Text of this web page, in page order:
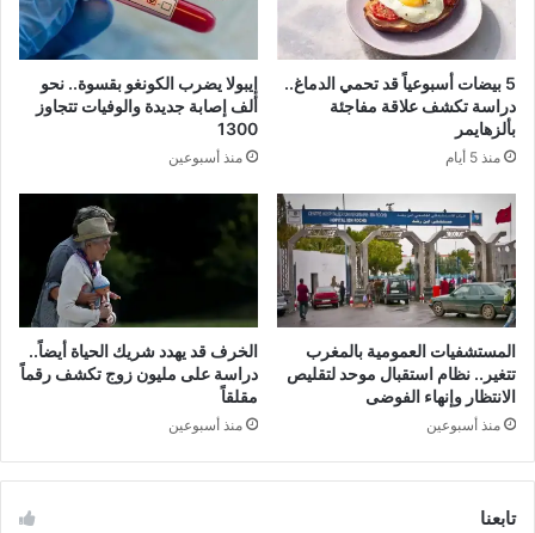
5 بيضات أسبوعياً قد تحمي الدماغ..
دراسة تكشف علاقة مفاجئة
بألزهايمر
منذ 5 أيام
إيبولا يضرب الكونغو بقسوة.. نحو
ألف إصابة جديدة والوفيات تتجاوز
1300
منذ أسبوعين
المستشفيات العمومية بالمغرب
تتغير.. نظام استقبال موحد لتقليص
الانتظار وإنهاء الفوضى
منذ أسبوعين
الخرف قد يهدد شريك الحياة أيضاً..
دراسة على مليون زوج تكشف رقماً
مقلقاً
منذ أسبوعين
تابعنا